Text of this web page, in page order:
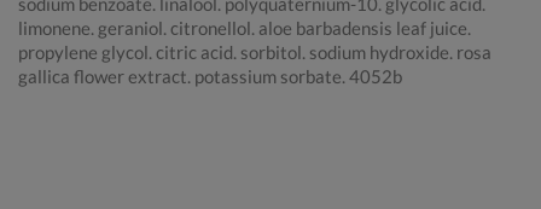
limonene. geraniol. citronellol. aloe barbadensis leaf juice.
propylene glycol. citric acid. sorbitol. sodium hydroxide. rosa
gallica flower extract. potassium sorbate. 4052b